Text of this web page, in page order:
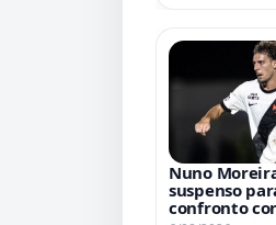
Nuno
suspenso
confronto